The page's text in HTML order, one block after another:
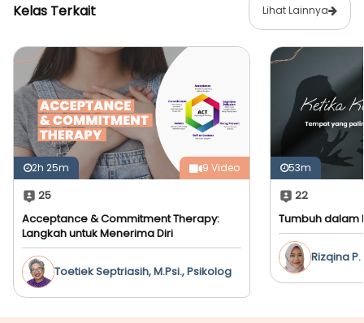
Kelas Terkait Lihat Lainnya
2h 25m 9 Video
25
Acceptance & Commitment Therapy:
Langkah untuk Menerima Diri
Toetiek Septriasih, M.Psi., Psikolog
53m
22
Tumbuh dalam
Rizqina